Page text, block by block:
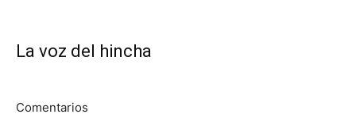
La voz del hincha
Comentarios